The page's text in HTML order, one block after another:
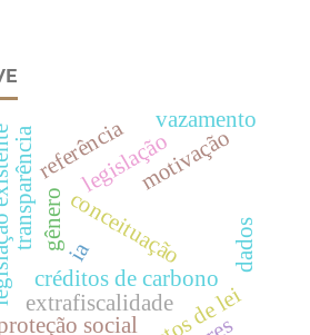
créditos de carbono
conceituação
extrafiscalidade
legislação
social
transparênciagênero
referênciamotivação
dados
vazamento
ia